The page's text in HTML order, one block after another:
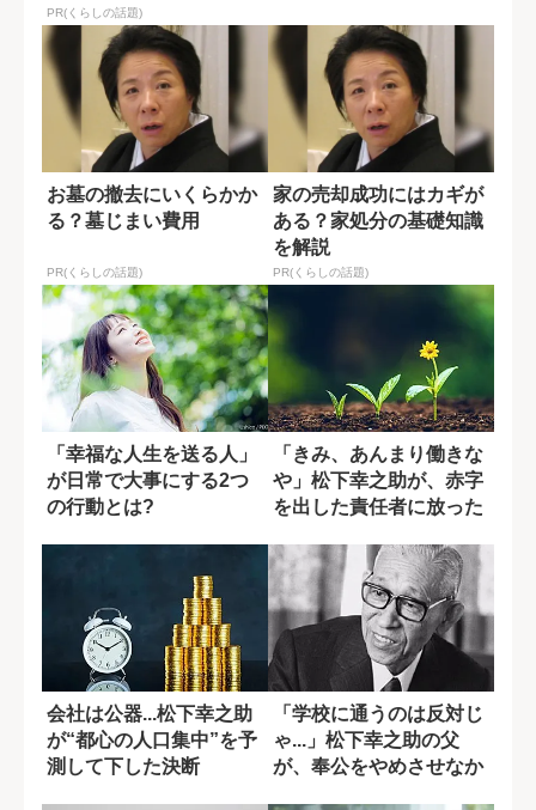
PR(くらしの話題)
お墓の撤去にいくらかか
る？墓じまい費用
PR(くらしの話題)
家の売却成功にはカギが
ある？家処分の基礎知識
を解説
PR(くらしの話題)
「幸福な人生を送る人」
が日常で大事にする2つ
の行動とは?
「きみ、あんまり働きな
や」松下幸之助が、赤字
を出した責任者に放った
会社は公器...松下幸之助
が“都心の人口集中”を予
測して下した決断
「学校に通うのは反対じ
ゃ...」松下幸之助の父
が、奉公をやめさせなか